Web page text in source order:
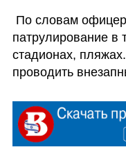
патрулирование в
стадионах,
проводить